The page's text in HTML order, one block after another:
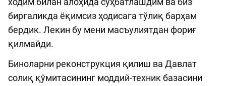
биргаликда ёқимсиз ҳодисага тўлиқ барҳам
бердик. Лекин бу мени масъулиятдан фориғ
қилмайди.
Биноларни реконструкция қилиш ва Давлат
солиқ қўмитасининг моддий-техник базасини